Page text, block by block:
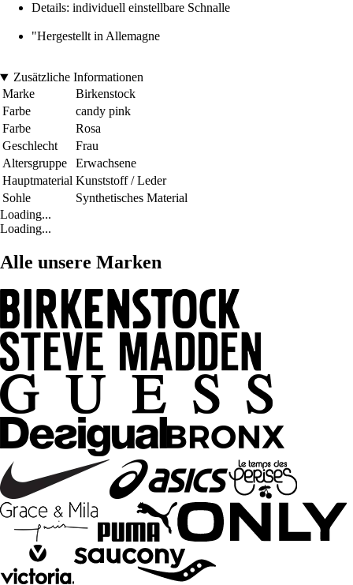
Details: individuell einstellbare Schnalle
"Hergestellt in Allemagne
Zusätzliche Informationen
Marke
Birkenstock
Farbe
candy pink
Farbe
Rosa
Geschlecht
Frau
Altersgruppe
Erwachsene
Hauptmaterial Kunststoff / Leder
Sohle
Synthetisches Material
Loading...
Loading...
Alle unsere Marken